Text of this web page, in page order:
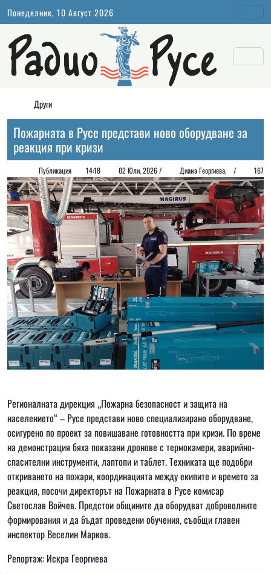
Понеделник, 10 Август 2026
Други
Пожарната в Русе представи ново оборудване за
реакция при кризи
Публикация 14:18 02 Юли, 2026 / Диана Георгиeва, / 167
Регионалната дирекция „Пожарна безопасност и защита на
населението“ – Русе представи ново специализирано оборудване,
осигурено по проект за повишаване готовността при кризи. По време
на демонстрация бяха показани дронове с термокамери, аварийно-
спасителни инструменти, лаптопи и таблет. Техниката ще подобри
откриването на пожари, координацията между екипите и времето за
реакция, посочи директорът на Пожарната в Русе комисар
Светослав Войчев. Предстои общините да оборудват доброволните
формирования и да бъдат проведени обучения, съобщи главен
инспектор Веселин Марков.
Репортаж: Искра Георгиева